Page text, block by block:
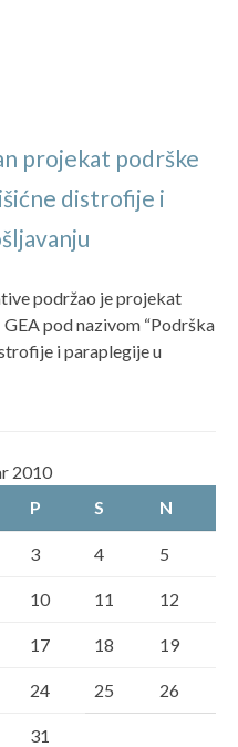
projekat podrške
distrofije i
podržao je projekat
pod nazivom “Podrška
i paraplegije u
2010
P S N
3 4 5
10 11 12
17 18 19
24 25 26
31